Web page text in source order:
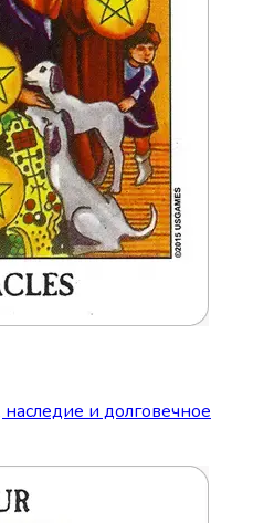
и долговечное